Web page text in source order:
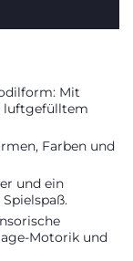
Mit
luftgefülltem
Farben und
und ein
Motorik und